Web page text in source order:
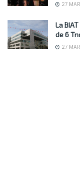
27
La
de 6
27